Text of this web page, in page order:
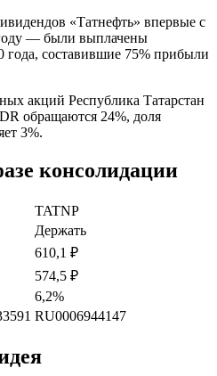
«Татнефть» впервые с
— были выплачены
года, составившие 75% прибыли
акций Республика Татарстан
обращаются 24%, доля
3%.
консолидации
TATNP
Держать
610,1 ₽
574,5 ₽
6,2%
RU0006944147